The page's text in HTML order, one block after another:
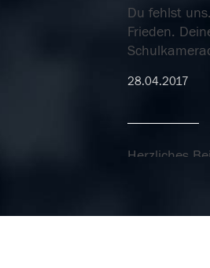
Du fehlst
Frieden.
28.04.2017
Herzliches